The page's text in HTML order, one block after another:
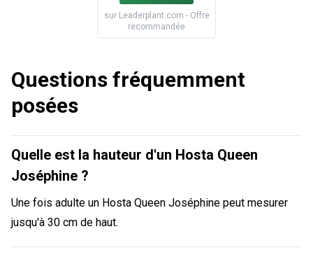
sur Leaderplant.com - Offre
recommandée
Questions fréquemment
posées
Quelle est la hauteur d'un Hosta Queen
Joséphine ?
Une fois adulte un Hosta Queen Joséphine peut mesurer
jusqu'à 30 cm de haut.